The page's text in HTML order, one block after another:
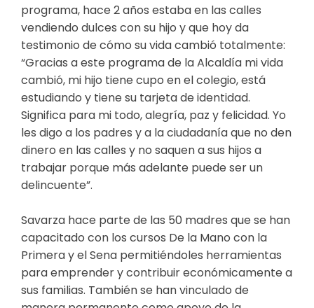
programa, hace 2 años estaba en las calles
vendiendo dulces con su hijo y que hoy da
testimonio de cómo su vida cambió totalmente:
“Gracias a este programa de la Alcaldía mi vida
cambió, mi hijo tiene cupo en el colegio, está
estudiando y tiene su tarjeta de identidad.
Significa para mi todo, alegría, paz y felicidad. Yo
les digo a los padres y a la ciudadanía que no den
dinero en las calles y no saquen a sus hijos a
trabajar porque más adelante puede ser un
delincuente”.
Savarza hace parte de las 50 madres que se han
capacitado con los cursos De la Mano con la
Primera y el Sena permitiéndoles herramientas
para emprender y contribuir económicamente a
sus familias. También se han vinculado de